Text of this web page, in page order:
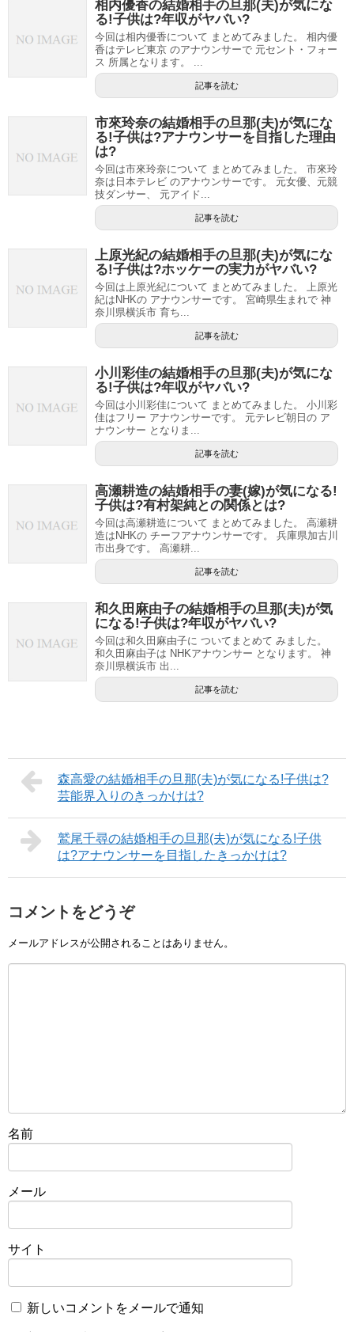
相内優香の結婚相手の旦那(夫)が気にな
る!子供は?年収がヤバい?
今回は相内優香について まとめてみました。 相内優
香はテレビ東京 のアナウンサーで 元セント・フォー
ス 所属となります。 ...
記事を読む
市來玲奈の結婚相手の旦那(夫)が気にな
る!子供は?アナウンサーを目指した理由
は?
今回は市來玲奈について まとめてみました。 市來玲
奈は日本テレビ のアナウンサーです。 元女優、元競
技ダンサー、 元アイド...
記事を読む
上原光紀の結婚相手の旦那(夫)が気にな
る!子供は?ホッケーの実力がヤバい?
今回は上原光紀について まとめてみました。 上原光
紀はNHKの アナウンサーです。 宮崎県生まれで 神
奈川県横浜市 育ち...
記事を読む
小川彩佳の結婚相手の旦那(夫)が気にな
る!子供は?年収がヤバい?
今回は小川彩佳について まとめてみました。 小川彩
佳はフリー アナウンサーです。 元テレビ朝日の ア
ナウンサー となりま...
記事を読む
高瀬耕造の結婚相手の妻(嫁)が気になる!
子供は?有村架純との関係とは?
今回は高瀬耕造について まとめてみました。 高瀬耕
造はNHKの チーフアナウンサーです。 兵庫県加古川
市出身です。 高瀬耕...
記事を読む
和久田麻由子の結婚相手の旦那(夫)が気
になる!子供は?年収がヤバい?
今回は和久田麻由子に ついてまとめて みました。
和久田麻由子は NHKアナウンサー となります。 神
奈川県横浜市 出...
記事を読む
森高愛の結婚相手の旦那(夫)が気になる!子供は?
芸能界入りのきっかけは?
鷲尾千尋の結婚相手の旦那(夫)が気になる!子供
は?アナウンサーを目指したきっかけは?
コメントをどうぞ
メールアドレスが公開されることはありません。
名前
メール
サイト
新しいコメントをメールで通知